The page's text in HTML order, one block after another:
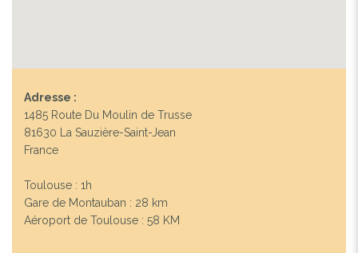
Adresse :
1485 Route Du Moulin de Trusse
81630 La Sauzière-Saint-Jean
France
Toulouse : 1h
Gare de Montauban : 28 km
Aéroport de Toulouse : 58 KM